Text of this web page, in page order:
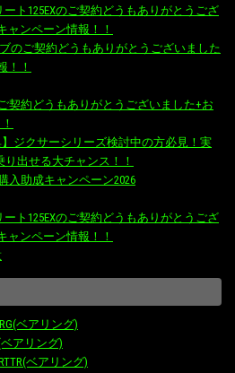
ト125EXのご契約どうもありがとうござ
ャンペーン情報！！
のご契約どうもありがとうございました
！！
契約どうもありがとうございました+お
】ジクサーシリーズ検討中の方必見！実
り出せる大チャンス！！
入助成キャンペーン2026
ト125EXのご契約どうもありがとうござ
ャンペーン情報！！
ベアリング)
ベアリング)
ベアリング)